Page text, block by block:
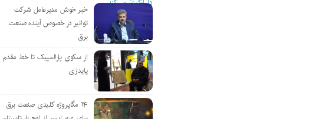
خبر خوش مدیرعامل شرکت
توانیر در خصوص آینده صنعت
برق
از سکوی پارالمپیک تا خط مقدم
پایداری
۱۴ مگاپروژه‌ کلیدی صنعت برق